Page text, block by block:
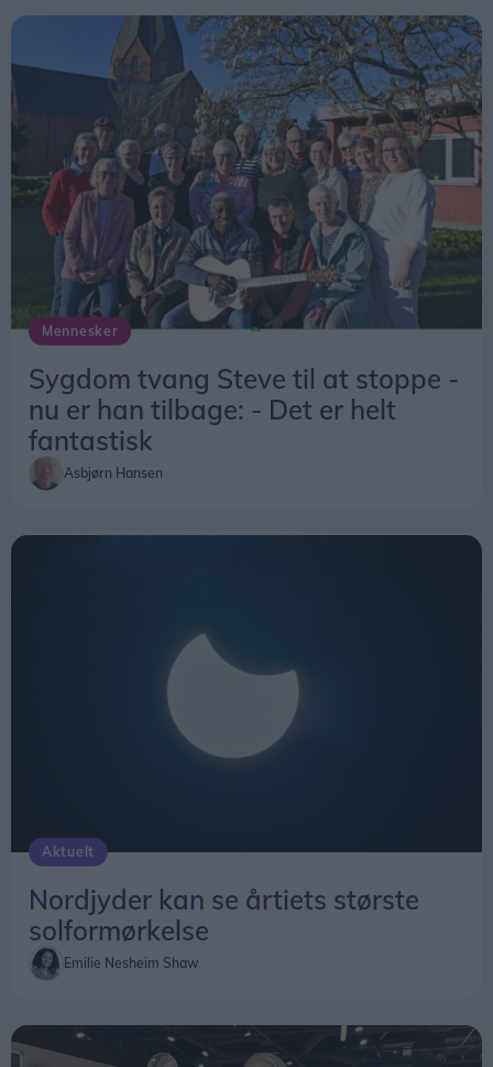
samlede responstid fra alarm til ankomst på
skadestedet.
Beredskabsstyrelsen understreger dog, at
ændringen først trådte i kraft sidst på året, og at
tallene for 2025 derfor ikke kan bruges til at
vurdere, om de nye regler har haft betydning for
afgangstiderne.
Mennesker
Sygdom tvang Steve til at stoppe -
nu er han tilbage: - Det er helt
fantastisk
Asbjørn Hansen
Aktuelt
Nordjyder kan se årtiets største
solformørkelse
Emilie Nesheim Shaw